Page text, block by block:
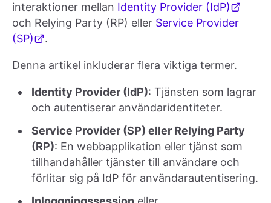
interaktioner mellan Identity Provider (IdP)
och Relying Party (RP) eller Service Provider
(SP)
.
Denna artikel inkluderar flera viktiga termer.
Identity Provider (IdP): Tjänsten som lagrar
och autentiserar användaridentiteter.
Service Provider (SP) eller Relying Party
(RP): En webbapplikation eller tjänst som
tillhandahåller tjänster till användare och
förlitar sig på IdP för användarautentisering.